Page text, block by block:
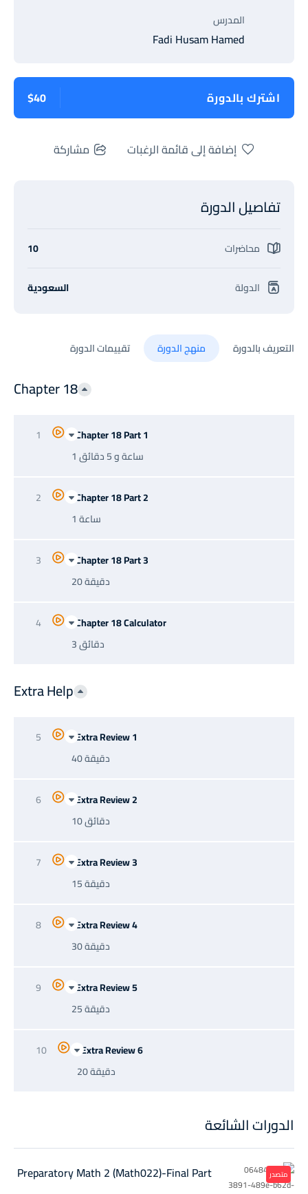
التعريف بالدورة منهج الدورة تقييمات الدورة
Chapter 18
1
Chapter 18 Part 1
1 ساعة و 5 دقائق
2
Chapter 18 Part 2
1 ساعة
3
Chapter 18 Part 3
20 دقيقة
4
Chapter 18 Calculator
3 دقائق
Extra Help
5
Extra Review 1
40 دقيقة
6
Extra Review 2
10 دقائق
7
Extra Review 3
15 دقيقة
8
Extra Review 4
30 دقيقة
9
Extra Review 5
25 دقيقة
10
Extra Review 6
20 دقيقة
المدرس
Fadi Husam Hamed
اشترك بالدورة $40
إضافة إلى قائمة الرغبات مشاركة
تفاصيل الدورة
محاضرات 10
الدولة السعودية
الدورات الشائعة
متصدر Preparatory Math 2 (Math022)-Final Part